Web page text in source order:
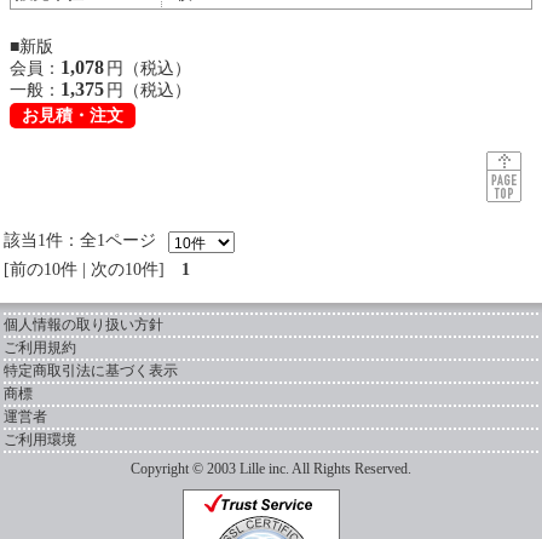
■新版
会員： 1,078 円（税込）
一般： 1,375 円（税込）
お見積・注文
該当1件：全1ページ
前の10件
次の10件 1
個人情報の取り扱い方針
ご利用規約
特定商取引法に基づく表示
商標
運営者
ご利用環境
Copyright © 2003 Lille inc. All Rights Reserved.